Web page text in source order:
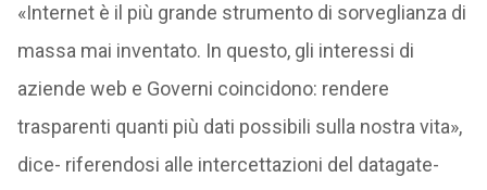
«Internet è il più grande strumento di sorveglianza di
massa mai inventato. In questo, gli interessi di
aziende web e Governi coincidono: rendere
trasparenti quanti più dati possibili sulla nostra vita»,
dice- riferendosi alle intercettazioni del datagate-